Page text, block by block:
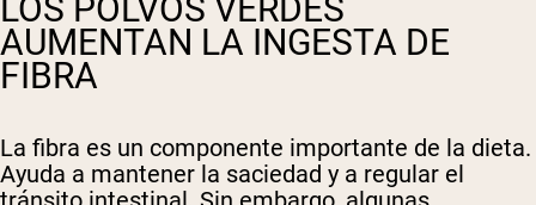
LOS POLVOS VERDES
AUMENTAN LA INGESTA DE
FIBRA
La fibra es un componente importante de la dieta.
Ayuda a mantener la saciedad y a regular el